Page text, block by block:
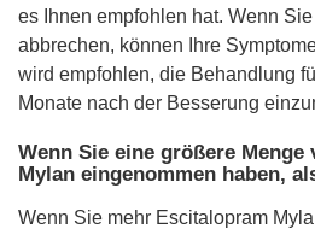
es Ihnen empfohlen hat. Wenn
abbrechen, können Ihre
wird empfohlen, die Behandlung
Monate nach der Besserung
Wenn Sie eine größere Menge
Mylan eingenommen haben,
Wenn Sie mehr Escitalopram